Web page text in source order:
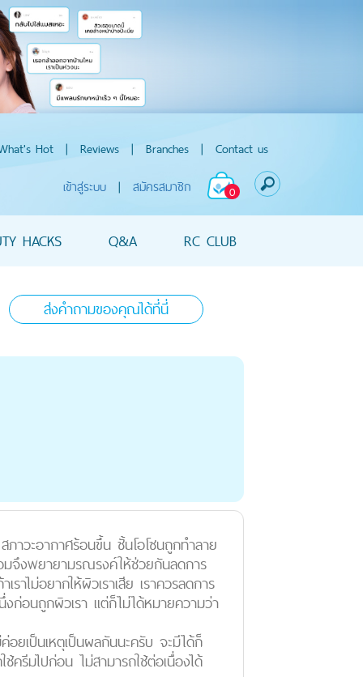
Hot | Reviews | Branches | Contact us
0
เข้าสู่ระบบ | สมัครสมาชิก
HACKS Q&A RC CLUB
ส่งคำถามของคุณได้ที่นี่
าวะอากาศร้อนขึ้น ชั้นโอโซนถูกทำลาย
จึงพยายามรณรงค์ให้ช่วยกันลดการ
ไม่อยากให้ผิวเราเสีย เราควรลดการ
ก่อนถูกผิวเรา แต่ก็ไม่ได้หมายความว่า
ยเป็นเหตุเป็นผลกันนะครับ จะมีได้ก็
รีมไปก่อน ไม่สามารถใช้ต่อเนื่องได้